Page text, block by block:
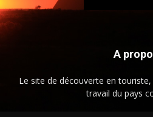
A
Le site de découverte en
travail du pays